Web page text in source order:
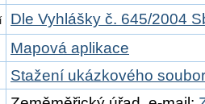
Dle Vyhlášky č. 645/2004
Mapová aplikace
Stažení ukázkového